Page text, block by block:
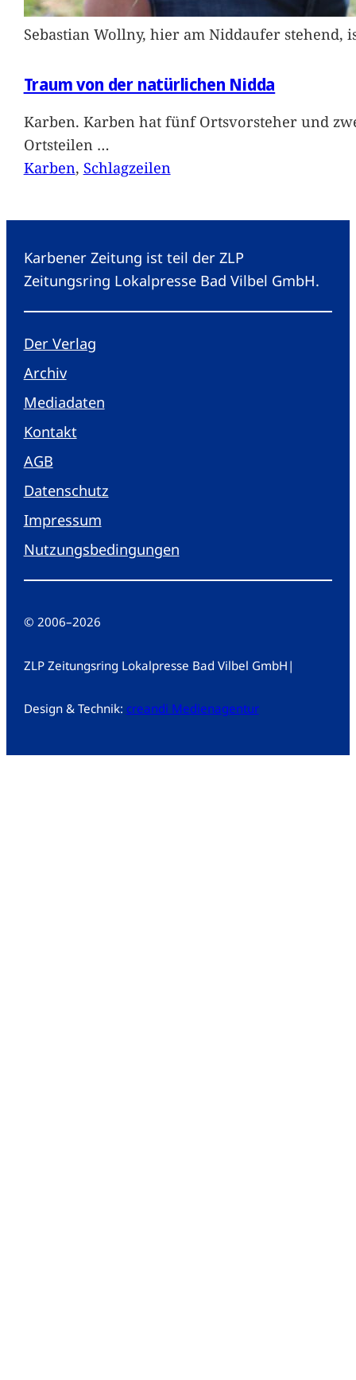
Sebastian Wollny, hier am Niddaufer
Traum von der natürlichen Nidda
Karben. Karben hat fünf Ortsvorsteher und
Ortsteilen …
Karben, Schlagzeilen
Karbener Zeitung ist teil der ZLP
Zeitungsring Lokalpresse Bad Vilbel GmbH.
Der Verlag
Archiv
Mediadaten
Kontakt
AGB
Datenschutz
Impressum
Nutzungsbedingungen
© 2006–2026
ZLP Zeitungsring Lokalpresse Bad Vilbel GmbH |
Design & Technik: creandi Medienagentur